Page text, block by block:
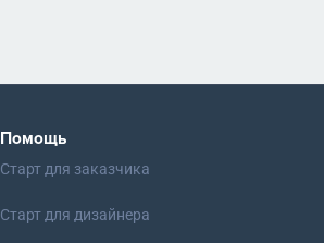
Помощь
Старт для заказчика
Старт для дизайнера